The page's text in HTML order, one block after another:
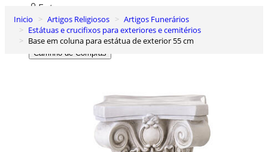
Entrar
Lista de Desejos
0
Carrinho de Compras
Inicio Artigos Religiosos
Artigos Funerários
Estátuas e crucifixos para exteriores e cemitérios
Base em coluna para estátua de exterior 55 cm